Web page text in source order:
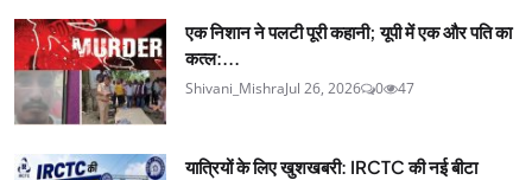
एक निशान ने पलटी पूरी कहानी; यूपी में एक और पति का
कत्ल:...
Shivani_MishraJul 26, 2026 0 47
यात्रियों के लिए खुशखबरी: IRCTC की नई बीटा